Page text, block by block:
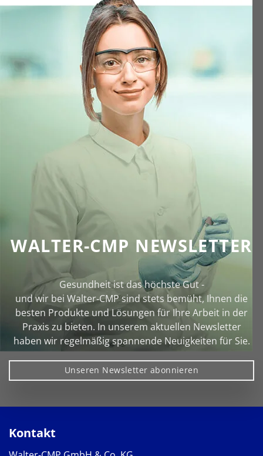
WALTER-CMP NEWSLETTER
Gesundheit ist das höchste Gut -
und wir bei Walter‑CMP sind stets bemüht, Ihnen die
besten Produkte und Lösungen für Ihre Arbeit in der
Praxis zu bieten. In unserem aktuellen Newsletter
haben wir regelmäßig spannende Neuigkeiten für Sie.
Unseren Newsletter abonnieren
Kontakt